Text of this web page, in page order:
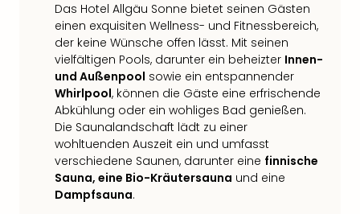
Das Hotel Allgäu Sonne bietet seinen Gästen
einen exquisiten Wellness- und Fitnessbereich,
der keine Wünsche offen lässt. Mit seinen
vielfältigen Pools, darunter ein beheizter Innen-
und Außenpool sowie ein entspannender
Whirlpool, können die Gäste eine erfrischende
Abkühlung oder ein wohliges Bad genießen.
Die Saunalandschaft lädt zu einer
wohltuenden Auszeit ein und umfasst
verschiedene Saunen, darunter eine finnische
Sauna, eine Bio-Kräutersauna und eine
Dampfsauna.